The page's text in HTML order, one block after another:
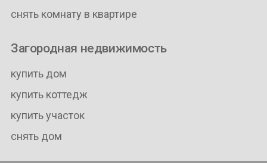
снять комнату в квартире
Загородная недвижимость
купить дом
купить коттедж
купить участок
снять дом